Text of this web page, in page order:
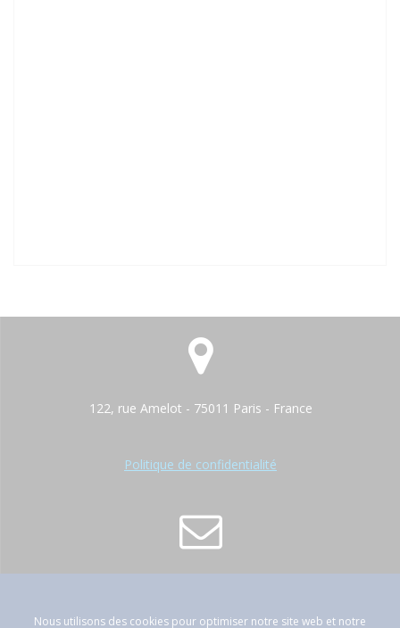
Nous utilisons des cookies pour optimiser notre site web et notre
122, rue Amelot - 75011 Paris - France
Politique de confidentialité